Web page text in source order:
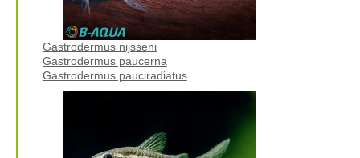
Gastrodermus nijsseni
Gastrodermus paucerna
Gastrodermus pauciradiatus